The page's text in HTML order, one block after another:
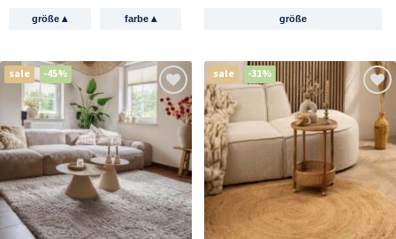
größe▴ farbe ▴ größe
sale -45% sale -31%